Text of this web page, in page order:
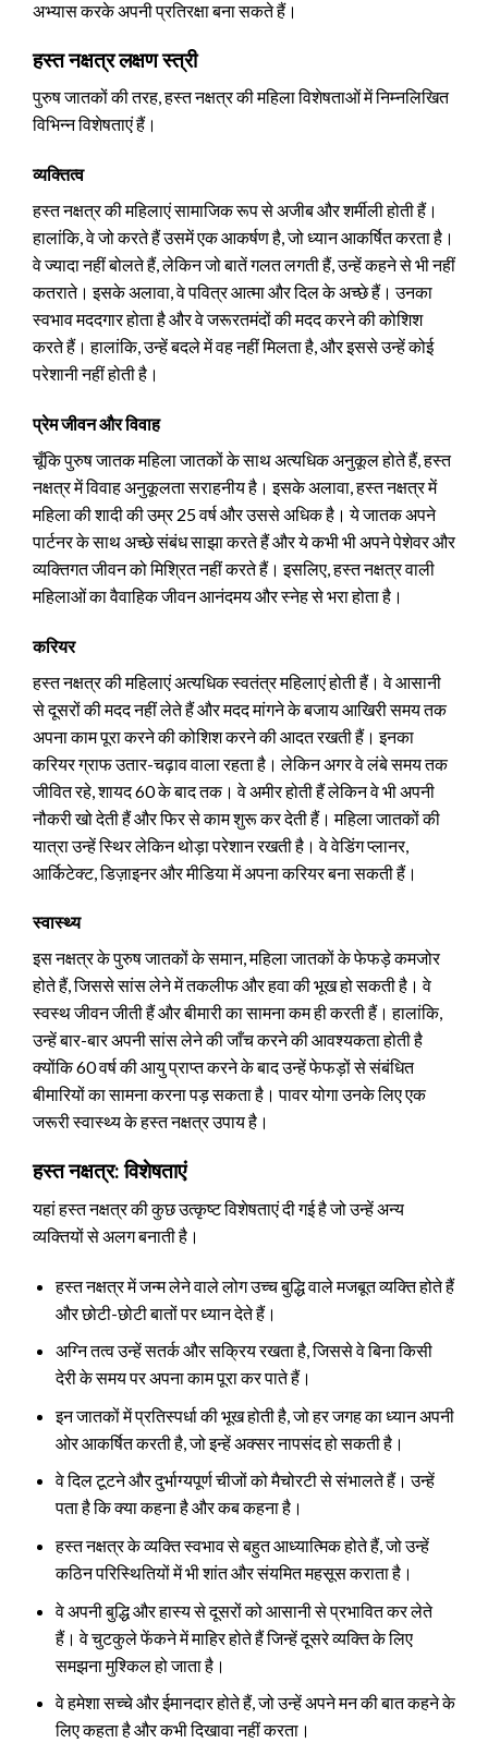
अभ्यास करके अपनी प्रतिरक्षा बना सकते हैं।
हस्त नक्षत्र लक्षण स्त्री
पुरुष जातकों की तरह, हस्त नक्षत्र की महिला विशेषताओं में निम्नलिखित
विभिन्न विशेषताएं हैं।
व्यक्तित्व
हस्त नक्षत्र की महिलाएं सामाजिक रूप से अजीब और शर्मीली होती हैं।
हालांकि, वे जो करते हैं उसमें एक आकर्षण है, जो ध्यान आकर्षित करता है।
वे ज्यादा नहीं बोलते हैं, लेकिन जो बातें गलत लगती हैं, उन्हें कहने से भी नहीं
कतराते। इसके अलावा, वे पवित्र आत्मा और दिल के अच्छे हैं। उनका
स्वभाव मददगार होता है और वे जरूरतमंदों की मदद करने की कोशिश
करते हैं। हालांकि, उन्हें बदले में वह नहीं मिलता है, और इससे उन्हें कोई
परेशानी नहीं होती है।
प्रेम जीवन और विवाह
चूँकि पुरुष जातक महिला जातकों के साथ अत्यधिक अनुकूल होते हैं, हस्त
नक्षत्र में विवाह अनुकूलता सराहनीय है। इसके अलावा, हस्त नक्षत्र में
महिला की शादी की उम्र 25 वर्ष और उससे अधिक है। ये जातक अपने
पार्टनर के साथ अच्छे संबंध साझा करते हैं और ये कभी भी अपने पेशेवर और
व्यक्तिगत जीवन को मिश्रित नहीं करते हैं। इसलिए, हस्त नक्षत्र वाली
महिलाओं का वैवाहिक जीवन आनंदमय और स्नेह से भरा होता है।
करियर
हस्त नक्षत्र की महिलाएं अत्यधिक स्वतंत्र महिलाएं होती हैं। वे आसानी
से दूसरों की मदद नहीं लेते हैं और मदद मांगने के बजाय आखिरी समय तक
अपना काम पूरा करने की कोशिश करने की आदत रखती हैं। इनका
करियर ग्राफ उतार-चढ़ाव वाला रहता है। लेकिन अगर वे लंबे समय तक
जीवित रहे, शायद 60 के बाद तक। वे अमीर होती हैं लेकिन वे भी अपनी
नौकरी खो देती हैं और फिर से काम शुरू कर देती हैं। महिला जातकों की
यात्रा उन्हें स्थिर लेकिन थोड़ा परेशान रखती है। वे वेडिंग प्लानर,
आर्किटेक्ट, डिज़ाइनर और मीडिया में अपना करियर बना सकती हैं।
स्वास्थ्य
इस नक्षत्र के पुरुष जातकों के समान, महिला जातकों के फेफड़े कमजोर
होते हैं, जिससे सांस लेने में तकलीफ और हवा की भूख हो सकती है। वे
स्वस्थ जीवन जीती हैं और बीमारी का सामना कम ही करती हैं। हालांकि,
उन्हें बार-बार अपनी सांस लेने की जाँच करने की आवश्यकता होती है
क्योंकि 60 वर्ष की आयु प्राप्त करने के बाद उन्हें फेफड़ों से संबंधित
बीमारियों का सामना करना पड़ सकता है। पावर योगा उनके लिए एक
जरूरी स्वास्थ्य के हस्त नक्षत्र उपाय है।
हस्त नक्षत्र: विशेषताएं
यहां हस्त नक्षत्र की कुछ उत्कृष्ट विशेषताएं दी गई है जो उन्हें अन्य
व्यक्तियों से अलग बनाती है।
हस्त नक्षत्र में जन्म लेने वाले लोग उच्च बुद्धि वाले मजबूत व्यक्ति होते हैं
और छोटी-छोटी बातों पर ध्यान देते हैं।
अग्नि तत्व उन्हें सतर्क और सक्रिय रखता है, जिससे वे बिना किसी
देरी के समय पर अपना काम पूरा कर पाते हैं।
इन जातकों में प्रतिस्पर्धा की भूख होती है, जो हर जगह का ध्यान अपनी
ओर आकर्षित करती है, जो इन्हें अक्सर नापसंद हो सकती है।
वे दिल टूटने और दुर्भाग्यपूर्ण चीजों को मैचोरटी से संभालते हैं। उन्हें
पता है कि क्या कहना है और कब कहना है।
हस्त नक्षत्र के व्यक्ति स्वभाव से बहुत आध्यात्मिक होते हैं, जो उन्हें
कठिन परिस्थितियों में भी शांत और संयमित महसूस कराता है।
वे अपनी बुद्धि और हास्य से दूसरों को आसानी से प्रभावित कर लेते
हैं। वे चुटकुले फेंकने में माहिर होते हैं जिन्हें दूसरे व्यक्ति के लिए
समझना मुश्किल हो जाता है।
वे हमेशा सच्चे और ईमानदार होते हैं, जो उन्हें अपने मन की बात कहने के
लिए कहता है और कभी दिखावा नहीं करता।